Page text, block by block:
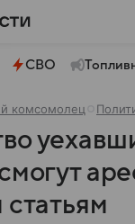
СВО
комсомолец